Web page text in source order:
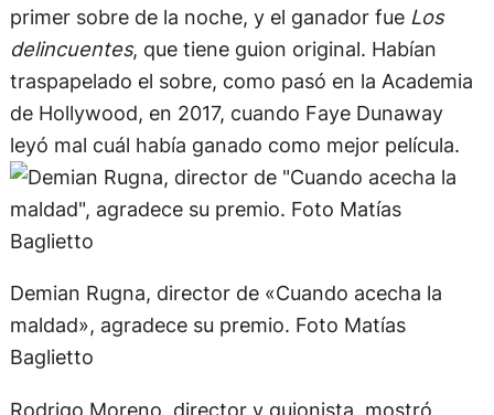
primer sobre de la noche, y el ganador fue Los
delincuentes, que tiene guion original. Habían
traspapelado el sobre, como pasó en la Academia
de Hollywood, en 2017, cuando Faye Dunaway
leyó mal cuál había ganado como mejor película.
Demian Rugna, director de «Cuando acecha la
maldad», agradece su premio. Foto Matías
Baglietto
Rodrigo Moreno, director y guionista, mostró